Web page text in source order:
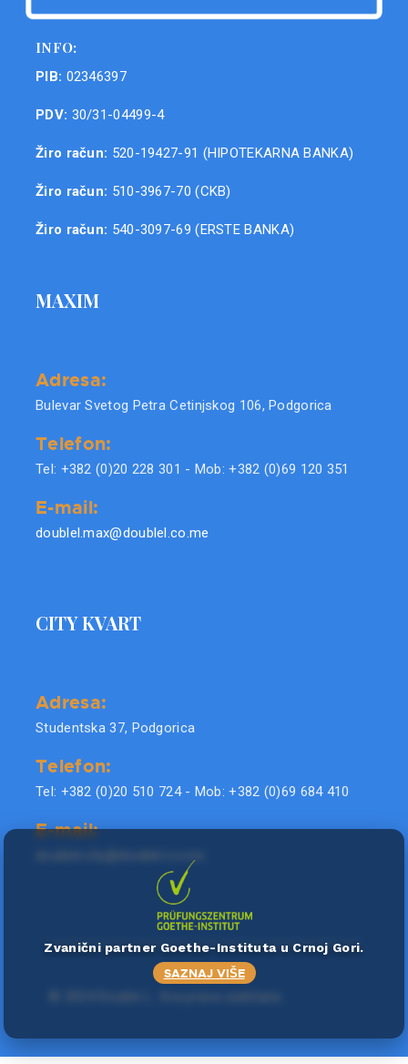
INFO:
PIB: 02346397
PDV: 30/31-04499-4
Žiro račun: 520-19427-91 (HIPOTEKARNA BANKA)
Žiro račun: 510-3967-70 (CKB)
Žiro račun: 540-3097-69 (ERSTE BANKA)
MAXIM
Adresa:
Bulevar Svetog Petra Cetinjskog 106, Podgorica
Telefon:
Tel: +382 (0)20 228 301 - Mob: +382 (0)69 120 351
E-mail:
doublel.max@doublel.co.me
CITY KVART
Adresa:
Studentska 37, Podgorica
Telefon:
Tel: +382 (0)20 510 724 - Mob: +382 (0)69 684 410
E-mail:
Zvanični partner Goethe-Instituta u Crnoj Gori.
SAZNAJ VIŠE